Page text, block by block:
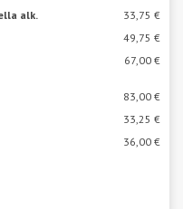
alk.
33,75 €
49,75 €
67,00 €
83,00 €
33,25 €
36,00 €